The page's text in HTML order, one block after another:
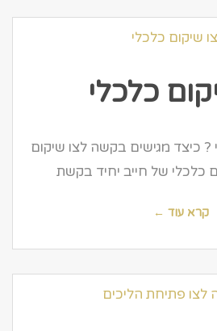
כלכלי
? כיצד מגישים בקשה לצו שיקום
כלכלי של חייב יחיד בקשת
קרא עוד ←